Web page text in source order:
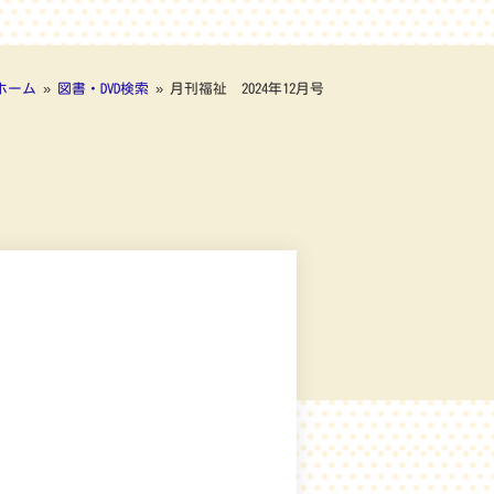
ーム » 図書・DVD検索 » 月刊福祉 2024年12月号